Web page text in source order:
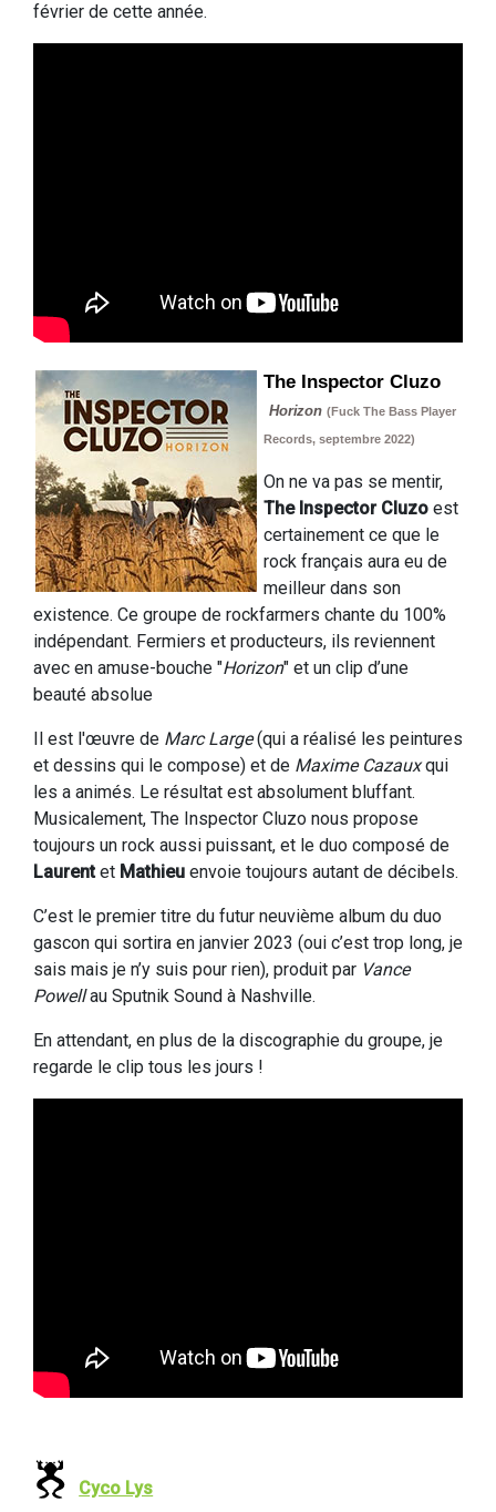
février de cette année.
The Inspector Cluzo
Horizon (Fuck The Bass Player
Records, septembre 2022)
On ne va pas se mentir,
The Inspector Cluzo est
certainement ce que le
rock français aura eu de
meilleur dans son
existence. Ce groupe de rockfarmers chante du 100%
indépendant. Fermiers et producteurs, ils reviennent
avec en amuse-bouche "Horizon" et un clip d’une
beauté absolue
Il est l'œuvre de Marc Large(qui a réalisé les peintures
et dessins qui le compose) et de Maxime Cazauxqui
les a animés. Le résultat est absolument bluffant.
Musicalement, The Inspector Cluzo nous propose
toujours un rock aussi puissant, et le duo composé de
Laurentet Mathieu envoie toujours autant de décibels.
C’est le premier titre du futur neuvième album du duo
gascon qui sortira en janvier 2023 (oui c’est trop long, je
sais mais je n’y suis pour rien), produit par Vance
Powellau Sputnik Sound à Nashville.
En attendant, en plus de la discographie du groupe, je
regarde le clip tous les jours !
Cyco Lys